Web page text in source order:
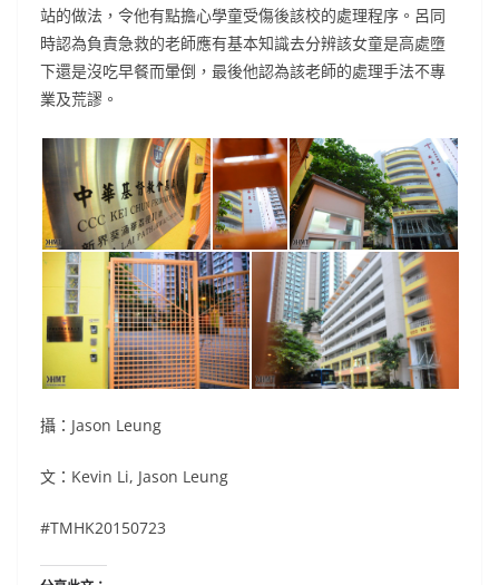
站的做法，令他有點擔心學童受傷後該校的處理程序。呂同
時認為負責急救的老師應有基本知識去分辨該女童是高處墮
下還是沒吃早餐而暈倒，最後他認為該老師的處理手法不專
業及荒謬。
攝：Jason Leung
文：Kevin Li, Jason Leung
#TMHK20150723